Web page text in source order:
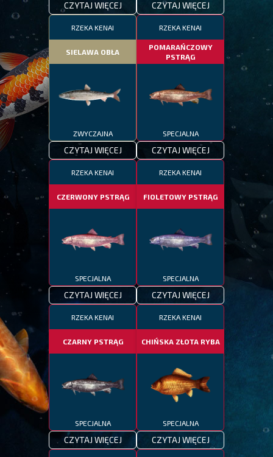
CZYTAJ WIĘCEJ CZYTAJ WIĘCEJ
RZEKA KENAI
SIELAWA OBŁA
ZWYCZAJNA
CZYTAJ WIĘCEJ
RZEKA KENAI
POMARAŃCZOWY
PSTRĄG
SPECJALNA
CZYTAJ WIĘCEJ
RZEKA KENAI
CZERWONY PSTRĄG
SPECJALNA
CZYTAJ WIĘCEJ
RZEKA KENAI
FIOLETOWY PSTRĄG
SPECJALNA
CZYTAJ WIĘCEJ
RZEKA KENAI
CZARNY PSTRĄG
SPECJALNA
CZYTAJ WIĘCEJ
RZEKA KENAI
CHIŃSKA ZŁOTA RYBA
SPECJALNA
CZYTAJ WIĘCEJ